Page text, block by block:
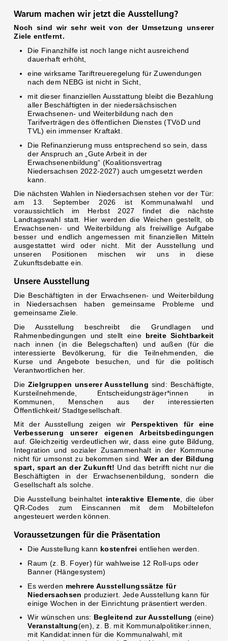
Warum machen wir jetzt die Ausstellung?
Noch sind wir sehr weit von der Umsetzung unserer
Ziele entfernt.
Die Finanzhilfe ist noch lange nicht ausreichend
dauerhaft erhöht,
eine wirksame Tariftreueregelung für Zuwendungen
nach dem NEBG ist nicht in Sicht,
mit dieser finanziellen Ausstattung bleibt die Bezahlung
aller Beschäftigten in der niedersächsischen
Erwachsenen- und Weiterbildung nach den
Tarifverträgen des öffentlichen Dienstes (TVöD und
TVL) ein immenser Kraftakt.
Die Refinanzierung muss entsprechend so sein, dass
der Anspruch an „Gute Arbeit in der
Erwachsenenbildung“ (Koalitionsvertrag
Niedersachsen 2022-2027) auch umgesetzt werden
kann.
Die nächsten Wahlen in Niedersachsen stehen vor der Tür:
am 13. September 2026 ist Kommunalwahl und
voraussichtlich im Herbst 2027 findet die nächste
Landtagswahl statt. Hier werden die Weichen gestellt, ob
Erwachsenen- und Weiterbildung als freiwillige Aufgabe
besser und endlich angemessen mit finanziellen Mitteln
ausgestattet wird oder nicht. Mit der Ausstellung und
unseren Positionen mischen wir uns in diese
Zukunftsdebatte ein.
Unsere Ausstellung
Die Beschäftigten in der Erwachsenen- und Weiterbildung
in Niedersachsen haben gemeinsame Probleme und
gemeinsame Ziele.
Die Ausstellung beschreibt die Grundlagen und
Rahmenbedingungen und stellt eine breite Sichtbarkeit
nach innen (in die Belegschaften) und außen (für die
interessierte Bevölkerung, für die Teilnehmenden, die
Kurse und Angebote besuchen, und für die politisch
Verantwortlichen her.
Die Zielgruppen unserer Ausstellung sind: Beschäftigte,
Kursteilnehmende, Entscheidungsträger*innen in
Kommunen, Menschen aus der interessierten
Öffentlichkeit/ Stadtgesellschaft.
Mit der Ausstellung zeigen wir
Perspektiven für eine
Verbesserung unserer eigenen Arbeitsbedingungen
auf. Gleichzeitig verdeutlichen wir, dass eine gute Bildung,
Integration und sozialer Zusammenhalt in der Kommune
nicht für umsonst zu bekommen sind. Wer an der Bildung
spart, spart an der Zukunft! Und das betrifft nicht nur die
Beschäftigten in der Erwachsenenbildung, sondern die
Gesellschaft als solche.
Die Ausstellung beinhaltet interaktive Elemente, die über
QR-Codes zum Einscannen mit dem Mobiltelefon
angesteuert werden können.
Voraussetzungen für die Präsentation
Die Ausstellung kann kostenfrei entliehen werden.
Raum (z. B. Foyer) für wahlweise 12 Roll-ups oder
Banner (Hängesystem)
Es werden mehrere Ausstellungssätze für
Niedersachsen produziert. Jede Ausstellung kann für
einige Wochen in der Einrichtung präsentiert werden.
Wir wünschen uns: Begleitend zur Ausstellung (eine)
Veranstaltung(en), z. B. mit Kommunalpolitiker:innen,
mit Kandidat:innen für die Kommunalwahl, mit